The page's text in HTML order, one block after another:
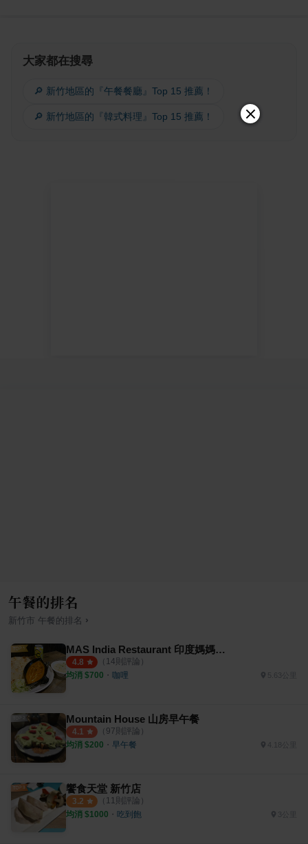
大家都在搜尋
🔎 新竹地區的『午餐餐廳』Top 15 推薦！
🔎 新竹地區的『韓式料理』Top 15 推薦！
午餐的排名
新竹市 午餐的排名 ›
MAS India Restaurant 印度媽媽料理
4.8 （ 14則評論）
均消 $700 ・ 咖哩 5.63公里
Mountain House 山房早午餐
4.1 （ 97則評論）
均消 $200 ・ 早午餐 4.18公里
饗食天堂 新竹店
3.2 （ 11 則評論）
均消 $1000 ・ 吃到飽